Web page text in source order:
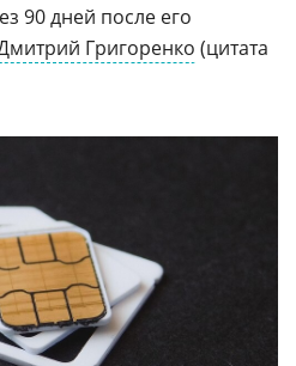
90 дней после его
Григоренко (цитата